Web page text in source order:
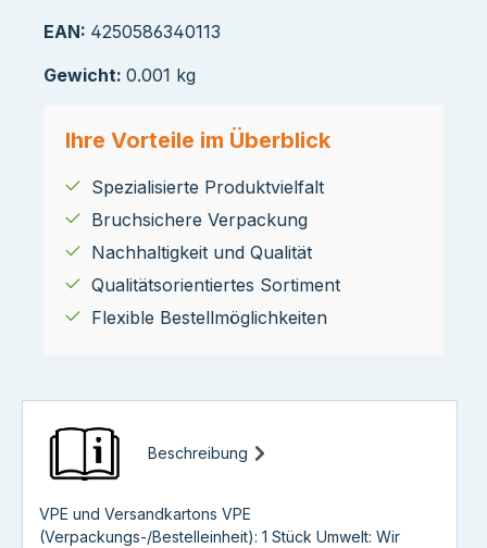
EAN: 4250586340113
Gewicht: 0.001 kg
Ihre Vorteile im Überblick
Spezialisierte Produktvielfalt
Bruchsichere Verpackung
Nachhaltigkeit und Qualität
Qualitätsorientiertes Sortiment
Flexible Bestellmöglichkeiten
Beschreibung
VPE und Versandkartons VPE
(Verpackungs-/Bestelleinheit): 1 Stück Umwelt: Wir